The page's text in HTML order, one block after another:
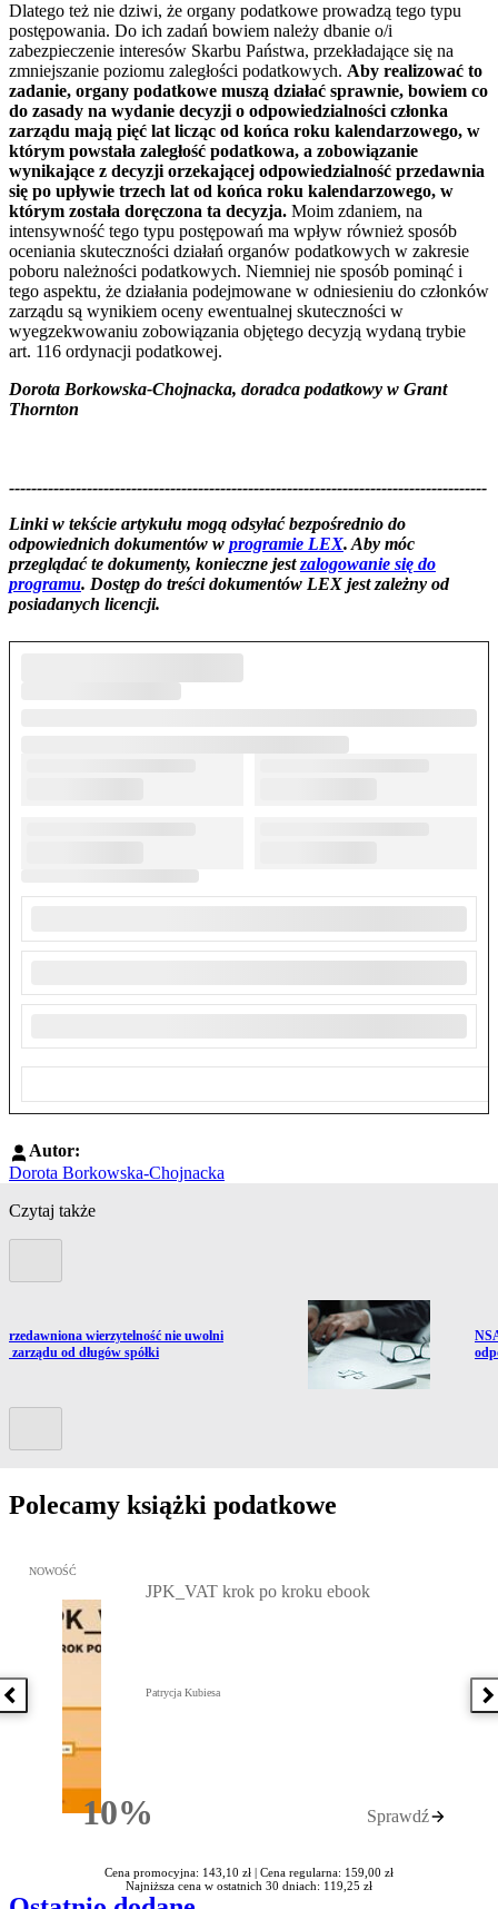
Dlatego też nie dziwi, że organy podatkowe prowadzą tego typu
postępowania. Do ich zadań bowiem należy dbanie o/i
zabezpieczenie interesów Skarbu Państwa, przekładające się na
zmniejszanie poziomu zaległości podatkowych. Aby realizować to
zadanie, organy podatkowe muszą działać sprawnie, bowiem co
do zasady na wydanie decyzji o odpowiedzialności członka
zarządu mają pięć lat licząc od końca roku kalendarzowego, w
którym powstała zaległość podatkowa, a zobowiązanie
wynikające z decyzji orzekającej odpowiedzialność przedawnia
się po upływie trzech lat od końca roku kalendarzowego, w
którym została doręczona ta decyzja. Moim zdaniem, na
intensywność tego typu postępowań ma wpływ również sposób
oceniania skuteczności działań organów podatkowych w zakresie
poboru należności podatkowych. Niemniej nie sposób pominąć i
tego aspektu, że działania podejmowane w odniesieniu do członków
zarządu są wynikiem oceny ewentualnej skuteczności w
wyegzekwowaniu zobowiązania objętego decyzją wydaną trybie
art. 116 ordynacji podatkowej.
Dorota Borkowska-Chojnacka, doradca podatkowy w Grant
Thornton
--------------------------------------------------------------------------------------
Linki w tekście artykułu mogą odsyłać bezpośrednio do
odpowiednich dokumentów w programie LEX. Aby móc
przeglądać te dokumenty, konieczne jestzalogowanie się do
programu. Dostęp do treści dokumentów LEX jest zależny od
posiadanych licencji.
Autor:
Dorota Borkowska-Chojnacka
Czytaj także
do artykułu:wierzytelność nie uwolni
zarządu od długów spółki
Polecamy książki podatkowe
Poprzednia książka
Przejdź do: JPK_VAT krok po kroku ebook, Patrycja Kubiesa -
NOWOŚĆ
10%Rabatu
JPK_VAT krok po kroku ebook
Patrycja Kubiesa
Sprawdź
Cena promocyjna: 143,10 zł | Cena regularna: 159,00 zł
Najniższa cena w ostatnich 30 dniach: 119,25 zł